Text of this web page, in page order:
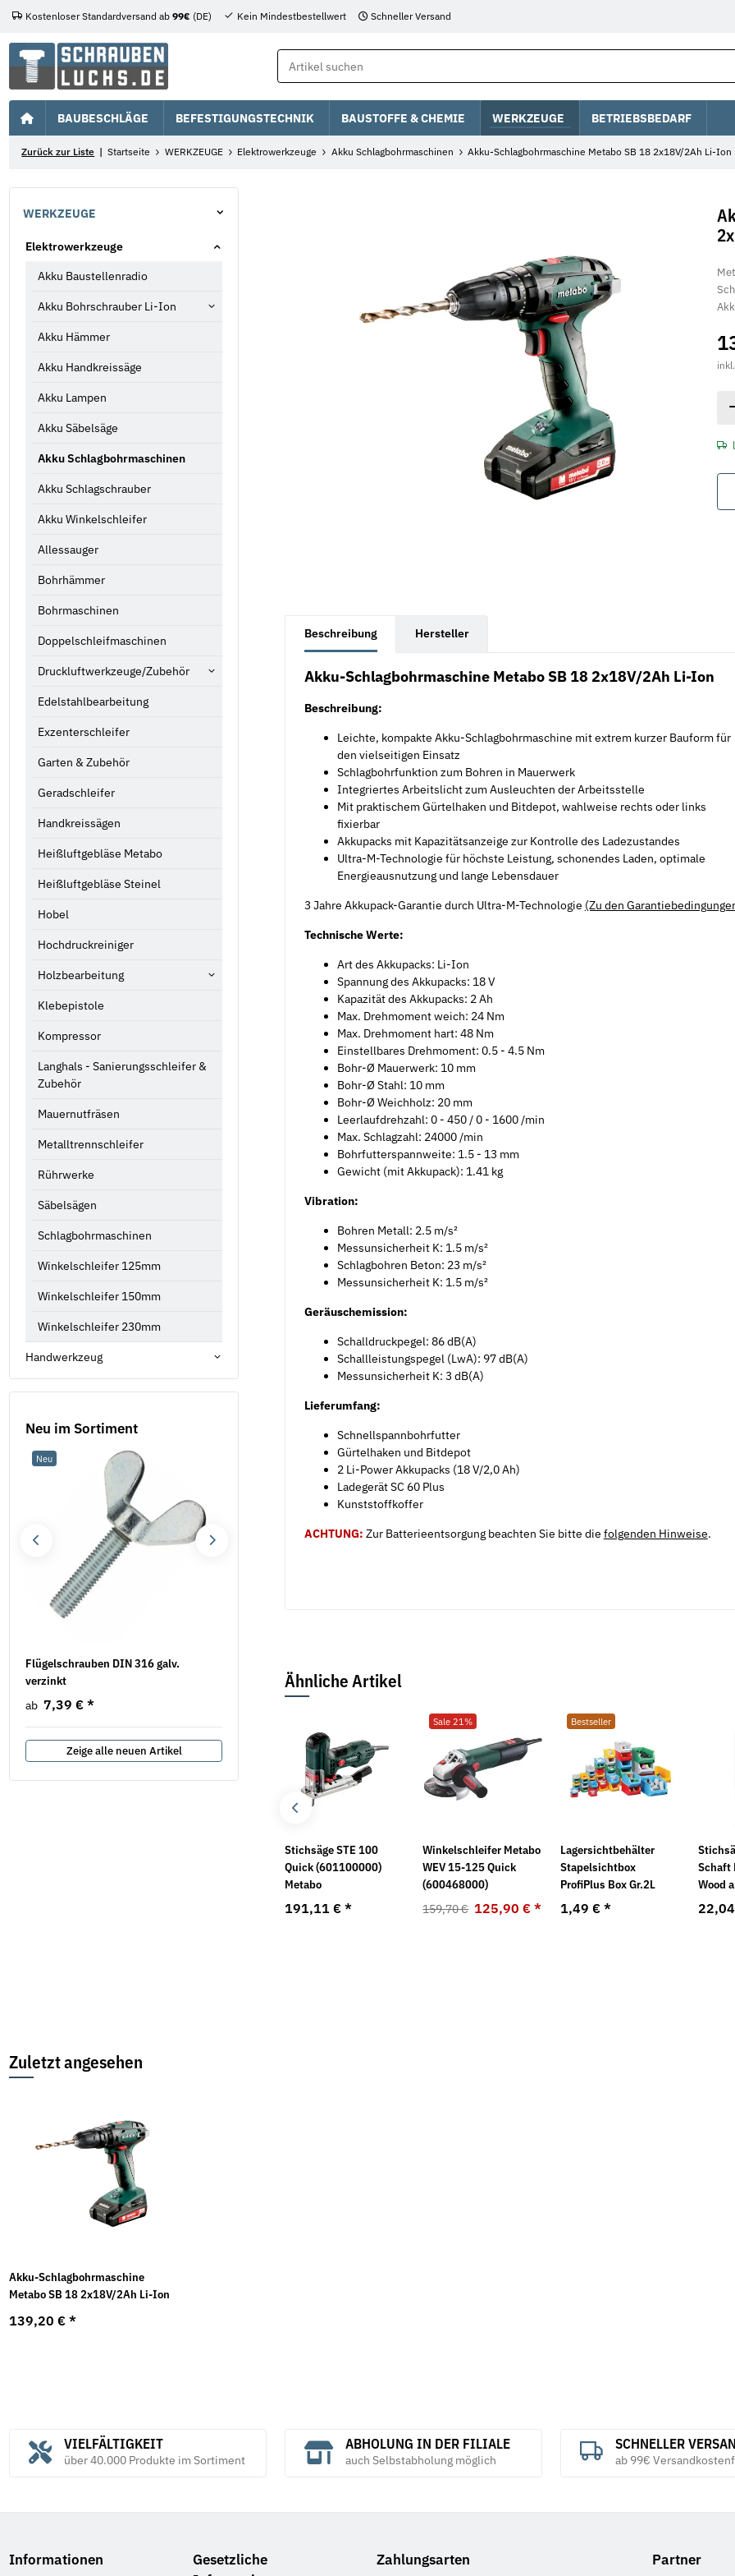
Kostenloser Standardversand ab 99€ (DE) Kein Mindestbestellwert Schneller Versand
BAUBESCHLÄGE BEFESTIGUNGSTECHNIK BAUSTOFFE & CHEMIE WERKZEUGE BETRIEBSBEDARF
Zurück zur Liste Startseite WERKZEUGE Elektrowerkzeuge Akku Schlagbohrmaschinen Akku-Schlagbohrmaschine Metabo SB 18 2x18V/2Ah Li-Ion
Beschreibung Hersteller
Akku-Schlagbohrmaschine Metabo SB 18 2x18V/2Ah Li-Ion
Beschreibung:
Leichte, kompakte Akku-Schlagbohrmaschine mit extrem kurzer Bauform für
den vielseitigen Einsatz
Schlagbohrfunktion zum Bohren in Mauerwerk
Integriertes Arbeitslicht zum Ausleuchten der Arbeitsstelle
Mit praktischem Gürtelhaken und Bitdepot, wahlweise rechts oder links
fixierbar
Akkupacks mit Kapazitätsanzeige zur Kontrolle des Ladezustandes
Ultra-M-Technologie für höchste Leistung, schonendes Laden, optimale
Energieausnutzung und lange Lebensdauer
3 Jahre Akkupack-Garantie durch Ultra-M-Technologie (Zu den
Technische Werte:
Art des Akkupacks: Li-Ion
Spannung des Akkupacks: 18 V
Kapazität des Akkupacks: 2 Ah
Max. Drehmoment weich: 24 Nm
Max. Drehmoment hart: 48 Nm
Einstellbares Drehmoment: 0.5 - 4.5 Nm
Bohr-Ø Mauerwerk: 10 mm
Bohr-Ø Stahl: 10 mm
Bohr-Ø Weichholz: 20 mm
Leerlaufdrehzahl: 0 - 450 / 0 - 1600 /min
Max. Schlagzahl: 24000 /min
Bohrfutterspannweite: 1.5 - 13 mm
Gewicht (mit Akkupack): 1.41 kg
Vibration:
Bohren Metall: 2.5 m/s²
Messunsicherheit K: 1.5 m/s²
Schlagbohren Beton: 23 m/s²
Messunsicherheit K: 1.5 m/s²
Geräuschemission:
Schalldruckpegel: 86 dB(A)
Schallleistungspegel (LwA): 97 dB(A)
Messunsicherheit K: 3 dB(A)
Lieferumfang:
Schnellspannbohrfutter
Gürtelhaken und Bitdepot
2 Li-Power Akkupacks (18 V/2,0 Ah)
Ladegerät SC 60 Plus
Kunststoffkoffer
ACHTUNG: Zur Batterieentsorgung beachten Sie bitte die folgenden Hinweise.
Ähnliche Artikel
Stichsäge STE 100
Quick (601100000)
Metabo
191,11 €*
Sale 21%
Winkelschleifer Metabo
WEV 15-125 Quick
(600468000)
159,70 € 125,90 € *
Bestseller
Lagersichtbehälter
Stapelsichtbox
ProfiPlus Box Gr.2L
1,49 €*
Schaft
Wood
WERKZEUGE
Elektrowerkzeuge
Akku Baustellenradio
Akku Bohrschrauber Li-Ion
Akku Hämmer
Akku Handkreissäge
Akku Lampen
Akku Säbelsäge
Akku Schlagbohrmaschinen
Akku Schlagschrauber
Akku Winkelschleifer
Allessauger
Bohrhämmer
Bohrmaschinen
Doppelschleifmaschinen
Druckluftwerkzeuge/Zubehör
Edelstahlbearbeitung
Exzenterschleifer
Garten & Zubehör
Geradschleifer
Handkreissägen
Heißluftgebläse Metabo
Heißluftgebläse Steinel
Hobel
Hochdruckreiniger
Holzbearbeitung
Klebepistole
Kompressor
Langhals - Sanierungsschleifer &
Zubehör
Mauernutfräsen
Metalltrennschleifer
Rührwerke
Säbelsägen
Schlagbohrmaschinen
Winkelschleifer 125mm
Winkelschleifer 150mm
Winkelschleifer 230mm
Handwerkzeug
Neu im Sortiment
Neu
Flügelschrauben DIN 316 galv.
verzinkt
ab 7,39 € *
Neu
Zeige alle neuen Artikel
Zuletzt angesehen
Akku-Schlagbohrmaschine
Metabo SB 18 2x18V/2Ah Li-Ion
139,20 €*
VIELFÄLTIGKEIT
über 40.000 Produkte im Sortiment
ABHOLUNG IN DER FILIALE
auch Selbstabholung möglich
SCHNELLER
ab 99€
Informationen
Gesetzliche
Zahlungsarten Partner